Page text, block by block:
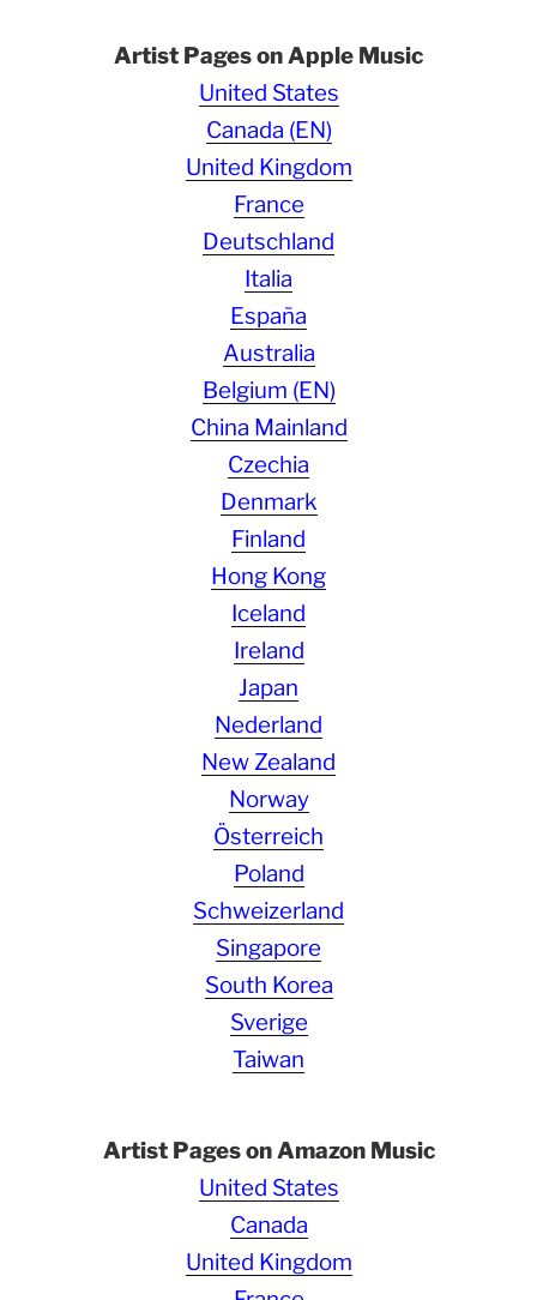
Artist Pages on Apple Music
United States
Canada (EN)
United Kingdom
France
Deutschland
Italia
España
Australia
Belgium (EN)
China Mainland
Czechia
Denmark
Finland
Hong Kong
Iceland
Ireland
Japan
Nederland
New Zealand
Norway
Österreich
Poland
Schweizerland
Singapore
South Korea
Sverige
Taiwan
Artist Pages on Amazon Music
United States
Canada
United Kingdom